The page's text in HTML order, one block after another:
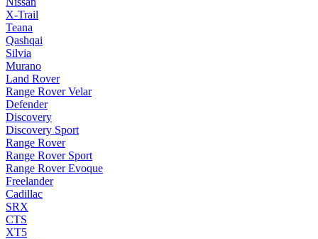
X-Trail
Teana
Qashqai
Silvia
Murano
Land Rover
Range Rover Velar
Defender
Discovery
Discovery Sport
Range Rover
Range Rover Sport
Range Rover Evoque
Freelander
Cadillac
SRX
CTS
XT5